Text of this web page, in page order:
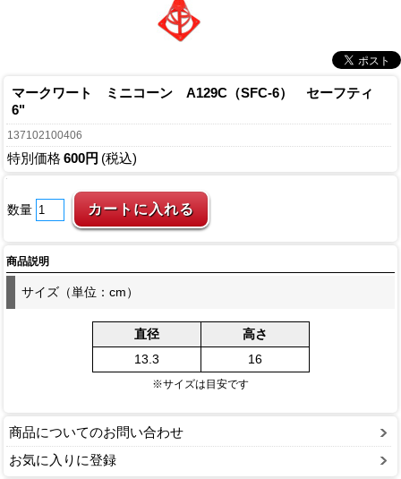
マークワート ミニコーン A129C（SFC-6） セーフティ
6"
137102100406
特別価格 600円 (税込)
数量
商品説明
サイズ（単位：cm）
直径
高さ
13.3
16
※サイズは目安です
商品についてのお問い合わせ
お気に入りに登録